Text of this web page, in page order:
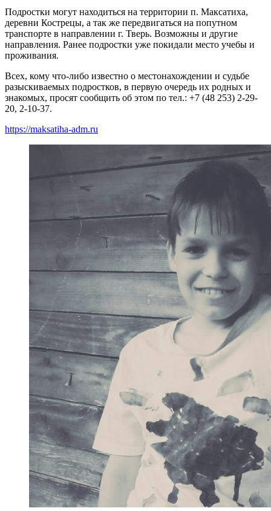
Подростки могут находиться на территории п. Максатиха,
деревни Кострецы, а так же передвигаться на попутном
транспорте в направлении г. Тверь. Возможны и другие
направления. Ранее подростки уже покидали место учебы и
проживания.
Всех, кому что-либо известно о местонахождении и судьбе
разыскиваемых подростков, в первую очередь их родных и
знакомых, просят сообщить об этом по тел.: +7 (48 253) 2-29-
20, 2-10-37.
https://maksatiha-adm.ru